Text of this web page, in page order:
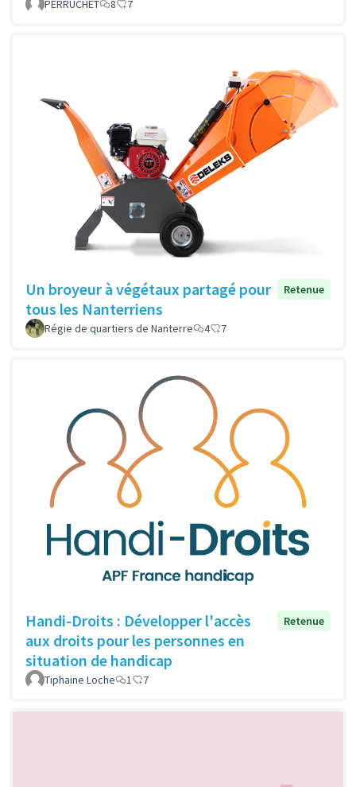
PERRUCHET 8 7
Un broyeur à végétaux partagé pour
tous les Nanterriens
Retenue
Régie de quartiers de Nanterre 4 7
Handi-Droits : Développer l'accès
aux droits pour les personnes en
situation de handicap
Retenue
Tiphaine Loche 1 7